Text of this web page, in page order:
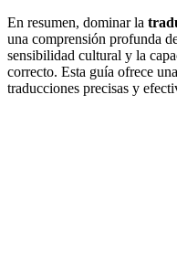
En resumen, dominar la
una comprensión profunda
sensibilidad cultural y la
correcto. Esta guía ofrece
traducciones precisas y